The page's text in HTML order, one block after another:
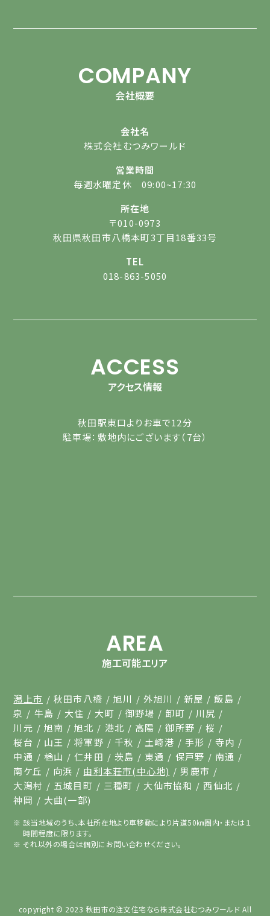
COMPANY
会社概要
会社名
株式会社むつみワールド
営業時間
毎週水曜定休 09:00~17:30
所在地
〒010-0973
秋田県秋田市八橋本町3丁目18番33号
TEL
018-863-5050
ACCESS
アクセス情報
秋田駅東口よりお車で12分
駐車場：敷地内にございます（7台）
AREA
施工可能エリア
潟上市 秋田市八橋 旭川 外旭川 新屋
飯島
泉
牛島 大住 大町 御野場 卸町
川尻
川元
旭南 旭北 港北 高陽 御所野
桜
桜台
山王 将軍野 千秋 土崎港 手形
寺内
中通
楢山 仁井田 茨島 東通 保戸野
南通
南ケ丘
向浜 由利本荘市(中心地)
男鹿市
大潟村
五城目町 三種町 大仙市協和
西仙北
神岡
大曲(一部)
該当地域のうち、本社所在地より車移動により片道50㎞圏内・または１
時間程度に限ります。
それ以外の場合は個別にお問い合わせください。
copyright © 2023 秋田市の注文住宅なら株式会社むつみワールド All